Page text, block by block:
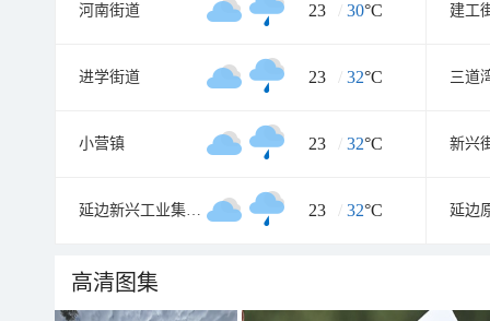
河南街道 23 / 30°C 建工
进学街道 23 / 32°C 三道
小营镇 23 / 32°C 新兴
延边新兴工业集中区 23 / 32°C 延边
高清图集